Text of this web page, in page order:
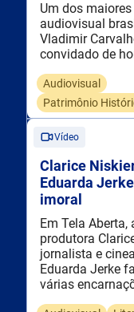
Um dos
audiovisual
Vladimir
convidado de
Audiovisual
Patrimônio
Vídeo
Clarice
Eduarda
imoral
Em Tela Aberta,
produtora
jornalista e
Eduarda Jerke
várias